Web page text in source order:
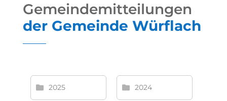
Gemeindemitteilungen
der Gemeinde Würflach
2025 2024